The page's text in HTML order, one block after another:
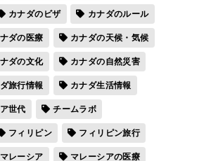
カナダのビザ
カナダのルール
ダの医療
カナダの天候・気候
ダの文化
カナダの自然災害
旅行情報
カナダ生活情報
世代
チームラボ
フィリピン
フィリピン旅行
マレーシア
マレーシアの医療